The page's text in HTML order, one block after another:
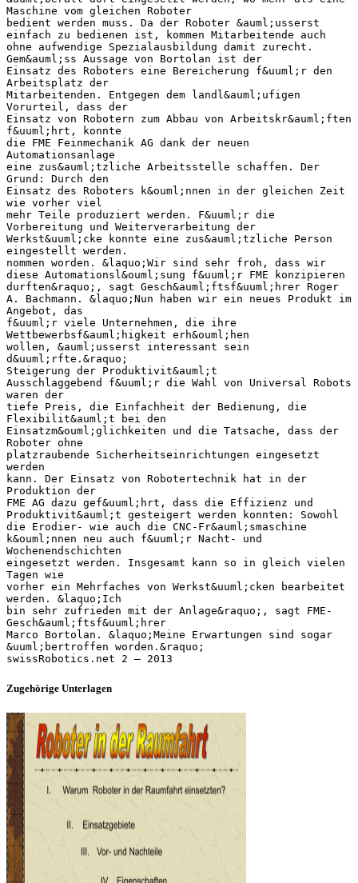
Maschine vom gleichen Roboter
bedient werden muss. Da der Roboter &auml;usserst
einfach zu bedienen ist, kommen Mitarbeitende auch
ohne aufwendige Spezialausbildung damit zurecht.
Gem&auml;ss Aussage von Bortolan ist der
Einsatz des Roboters eine Bereicherung f&uuml;r den
Arbeitsplatz der
Mitarbeitenden. Entgegen dem landl&auml;ufigen
Vorurteil, dass der
Einsatz von Robotern zum Abbau von Arbeitskr&auml;ften
f&uuml;hrt, konnte
die FME Feinmechanik AG dank der neuen
Automationsanlage
eine zus&auml;tzliche Arbeitsstelle schaffen. Der
Grund: Durch den
Einsatz des Roboters k&ouml;nnen in der gleichen Zeit
wie vorher viel
mehr Teile produziert werden. F&uuml;r die
Vorbereitung und Weiterverarbeitung der
Werkst&uuml;cke konnte eine zus&auml;tzliche Person
eingestellt werden.
nommen worden. &laquo;Wir sind sehr froh, dass wir
diese Automationsl&ouml;sung f&uuml;r FME konzipieren
durften&raquo;, sagt Gesch&auml;ftsf&uuml;hrer Roger
A. Bachmann. &laquo;Nun haben wir ein neues Produkt im
Angebot, das
f&uuml;r viele Unternehmen, die ihre
Wettbewerbsf&auml;higkeit erh&ouml;hen
wollen, &auml;usserst interessant sein
d&uuml;rfte.&raquo;
Steigerung der Produktivit&auml;t
Ausschlaggebend f&uuml;r die Wahl von Universal Robots
waren der
tiefe Preis, die Einfachheit der Bedienung, die
Flexibilit&auml;t bei den
Einsatzm&ouml;glichkeiten und die Tatsache, dass der
Roboter ohne
platzraubende Sicherheitseinrichtungen eingesetzt
werden
kann. Der Einsatz von Robotertechnik hat in der
Produktion der
FME AG dazu gef&uuml;hrt, dass die Effizienz und
Produktivit&auml;t gesteigert werden konnten: Sowohl
die Erodier- wie auch die CNC-Fr&auml;smaschine
k&ouml;nnen neu auch f&uuml;r Nacht- und
Wochenendschichten
eingesetzt werden. Insgesamt kann so in gleich vielen
Tagen wie
vorher ein Mehrfaches von Werkst&uuml;cken bearbeitet
werden. &laquo;Ich
bin sehr zufrieden mit der Anlage&raquo;, sagt FME-
Gesch&auml;ftsf&uuml;hrer
Marco Bortolan. &laquo;Meine Erwartungen sind sogar
&uuml;bertroffen worden.&raquo;
Zugehörige Unterlagen